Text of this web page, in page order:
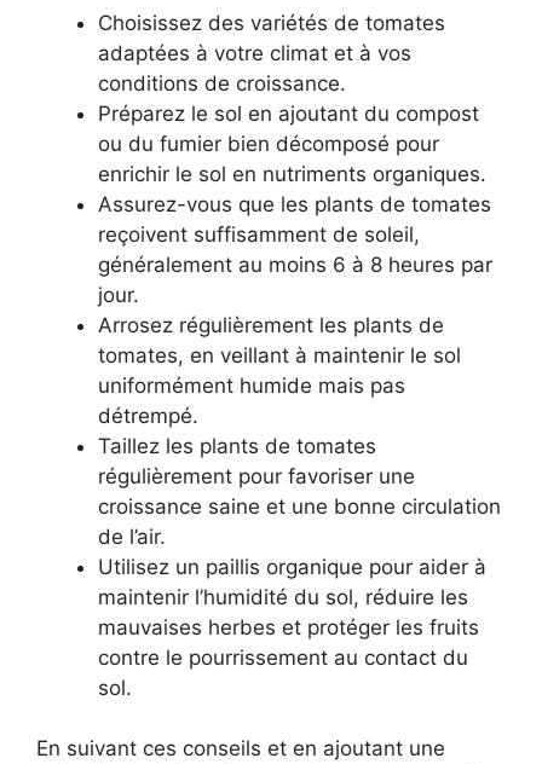
Choisissez des variétés de tomates
adaptées à votre climat et à vos
conditions de croissance.
Préparez le sol en ajoutant du compost
ou du fumier bien décomposé pour
enrichir le sol en nutriments organiques.
Assurez-vous que les plants de tomates
reçoivent suffisamment de soleil,
généralement au moins 6 à 8 heures par
jour.
Arrosez régulièrement les plants de
tomates, en veillant à maintenir le sol
uniformément humide mais pas
détrempé.
Taillez les plants de tomates
régulièrement pour favoriser une
croissance saine et une bonne circulation
de l’air.
Utilisez un paillis organique pour aider à
maintenir l’humidité du sol, réduire les
mauvaises herbes et protéger les fruits
contre le pourrissement au contact du
sol.
En suivant ces conseils et en ajoutant une